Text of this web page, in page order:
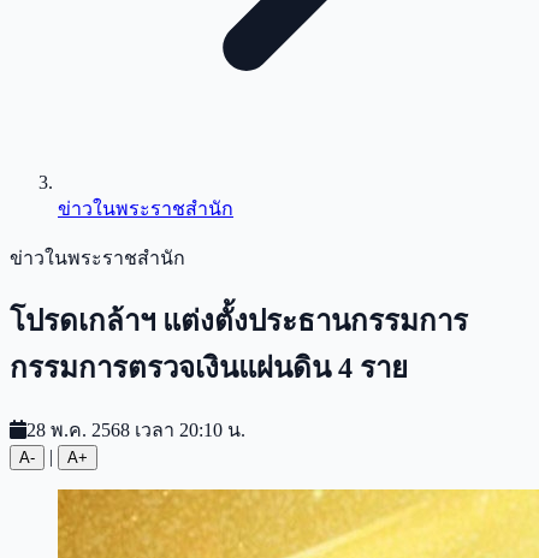
ข่าวในพระราชสำนัก
ข่าวในพระราชสำนัก
โปรดเกล้าฯ แต่งตั้งประธานกรรมการ
กรรมการตรวจเงินแผ่นดิน 4 ราย
28 พ.ค. 2568 เวลา 20:10 น.
A- | A+